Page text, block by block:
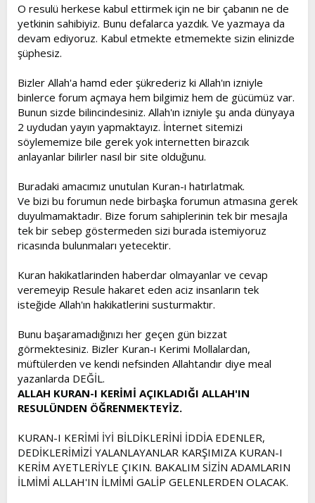
O resulü herkese kabul ettirmek için ne bir çabanın ne de
yetkinin sahibiyiz. Bunu defalarca yazdık. Ve yazmaya da
devam ediyoruz. Kabul etmekte etmemekte sizin elinizde
şüphesiz.
Bizler Allah'a hamd eder şükrederiz ki Allah'ın izniyle
binlerce forum açmaya hem bilgimiz hem de gücümüz var.
Bunun sizde bilincindesiniz. Allah'ın izniyle şu anda dünyaya
2 uydudan yayın yapmaktayız. İnternet sitemizi
söylememize bile gerek yok internetten birazcık
anlayanlar bilirler nasıl bir site olduğunu.
Buradaki amacımız unutulan Kuran-ı hatırlatmak.
Ve bizi bu forumun nede birbaşka forumun atmasına gerek
duyulmamaktadır. Bize forum sahiplerinin tek bir mesajla
tek bir sebep göstermeden sizi burada istemiyoruz
ricasında bulunmaları yetecektir.
Kuran hakikatlarinden haberdar olmayanlar ve cevap
veremeyip Resule hakaret eden aciz insanların tek
isteğide Allah'ın hakikatlerini susturmaktır.
Bunu başaramadığınızı her geçen gün bizzat
görmektesiniz. Bizler Kuran-ı Kerimi Mollalardan,
müftülerden ve kendi nefsinden Allahtandır diye meal
yazanlarda DEĞİL.
ALLAH KURAN-I KERİMİ AÇIKLADIĞI ALLAH'IN
RESULÜNDEN ÖĞRENMEKTEYİZ.
KURAN-I KERİMİ İYİ BİLDİKLERİNİ İDDİA EDENLER,
DEDİKLERİMİZİ YALANLAYANLAR KARŞIMIZA KURAN-I
KERİM AYETLERİYLE ÇIKIN. BAKALIM SİZİN ADAMLARIN
İLMİMİ ALLAH'IN İLMİMİ GALİP GELENLERDEN OLACAK.